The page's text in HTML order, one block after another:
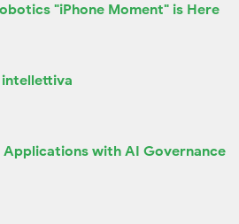
"iPhone Moment" is Here
Applications with AI Governance